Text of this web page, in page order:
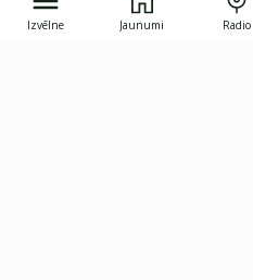
Izvēlne Jaunumi Radio